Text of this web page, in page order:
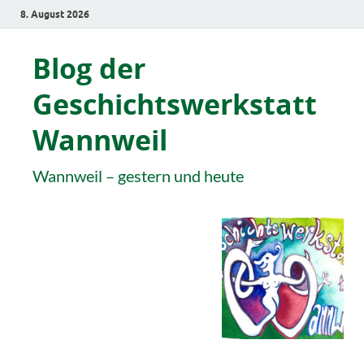
8. August 2026
Blog der
Geschichtswerkstatt
Wannweil
Wannweil – gestern und heute